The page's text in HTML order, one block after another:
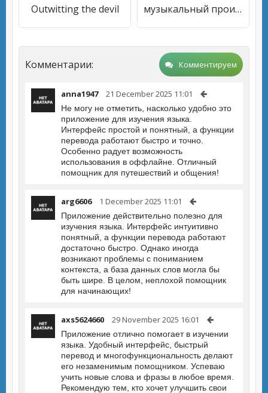
Outwitting the devil музыкальный проигрыватель
Комментарии: Комментируем
anna1947 21 December 2025 11:01
Не могу не отметить, насколько удобно это
приложение для изучения языка.
Интерфейс простой и понятный, а функции
перевода работают быстро и точно.
Особенно радует возможность
использования в оффлайне. Отличный
помощник для путешествий и общения!
arg6606 1 December 2025 11:01
Приложение действительно полезно для
изучения языка. Интерфейс интуитивно
понятный, а функции перевода работают
достаточно быстро. Однако иногда
возникают проблемы с пониманием
контекста, а база данных слов могла бы
быть шире. В целом, неплохой помощник
для начинающих!
axs5624660 29 November 2025 16:01
Приложение отлично помогает в изучении
языка. Удобный интерфейс, быстрый
перевод и многофункциональность делают
его незаменимым помощником. Успеваю
учить новые слова и фразы в любое время.
Рекомендую тем, кто хочет улучшить свои